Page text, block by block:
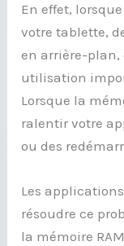
En effet,
votre tablette,
en arrière-
utilisation
Lorsque la
ralentir votre
ou des
Les
résoudre ce
la mémoire